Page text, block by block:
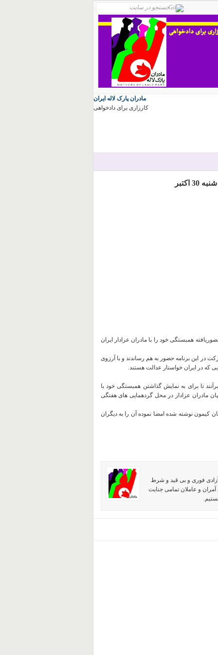
مادران پارک لاله ایران
کارزاری برای دادخواهی
اکتبر
همبستگی خود را با مادران عزادار ایران
در این برنامه حضور به هم رساندند و با آرزوی
که در ایران خواستار عدالت هستند.
تا برای به نمایش گذاشتن همبستگی خود با
مادران عزادار در محل گردهمایی های هفتگی
کیمون نوشته شده امضا نموده آن را به دیگران
آزادی فوری و بی قید و شرط
و عاملان تمامی جنایت